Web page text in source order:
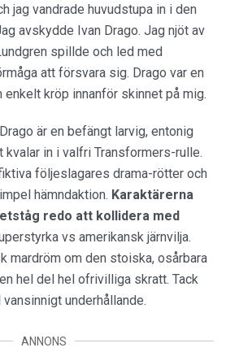
jag vandrade huvudstupa in i den
avskydde Ivan Drago. Jag njöt av
spillde och led med
att försvara sig. Drago var en
kröp innanför skinnet på mig.
Drago är en befängt larvig, entonig
kvalar in i valfri Transformers-rulle.
följeslagares drama-rötter och
hämndaktion. Karaktärerna
redo att kollidera med
vs amerikansk järnvilja.
mardröm om den stoiska, osårbara
hel del hel ofrivilliga skratt. Tack
underhållande.
ANNONS